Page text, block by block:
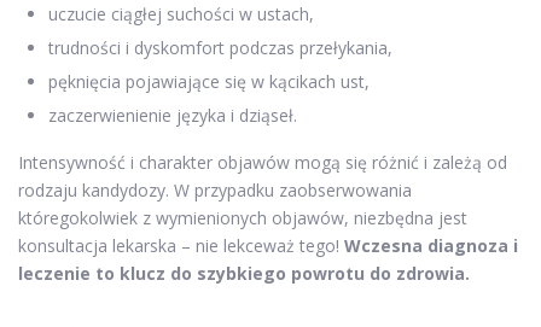
uczucie ciągłej suchości w ustach,
trudności i dyskomfort podczas przełykania,
pęknięcia pojawiające się w kącikach ust,
zaczerwienienie języka i dziąseł.
Intensywność i charakter objawów mogą się różnić i zależą od
rodzaju kandydozy. W przypadku zaobserwowania
któregokolwiek z wymienionych objawów, niezbędna jest
konsultacja lekarska – nie lekceważ tego! Wczesna diagnoza i
leczenie to klucz do szybkiego powrotu do zdrowia.